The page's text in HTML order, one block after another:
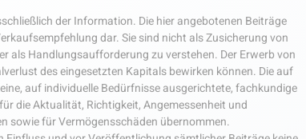
der Information. Die hier angebotenen Beiträge
dar. Sie sind nicht als Zusicherung von
als Handlungsaufforderung zu verstehen. Der Erwerb von
des eingesetzten Kapitals bewirken können. Die auf
auf individuelle Bedürfnisse ausgerichtete, fachkundige
die Aktualität, Richtigkeit, Angemessenheit und
sowie für Vermögensschäden übernommen.